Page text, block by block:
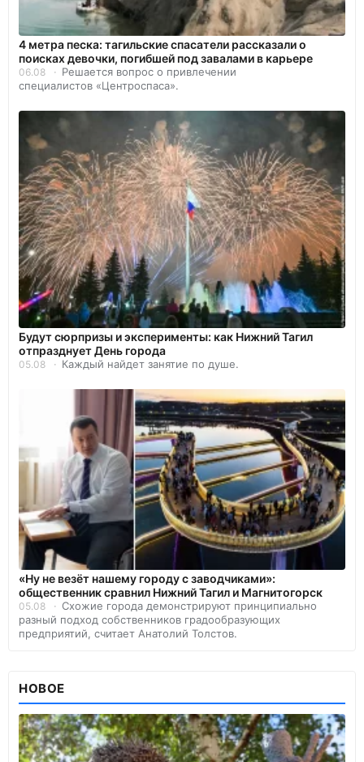
4 метра песка: тагильские спасатели рассказали о
поисках девочки, погибшей под завалами в карьере
06.08
Решается вопрос о привлечении
специалистов «Центроспаса».
Будут сюрпризы и эксперименты: как Нижний Тагил
отпразднует День города
05.08 Каждый найдет занятие по душе.
«Ну не везёт нашему городу с заводчиками»:
общественник сравнил Нижний Тагил и Магнитогорск
05.08
Схожие города демонстрируют принципиально
разный подход собственников градообразующих
предприятий, считает Анатолий Толстов.
НОВОЕ